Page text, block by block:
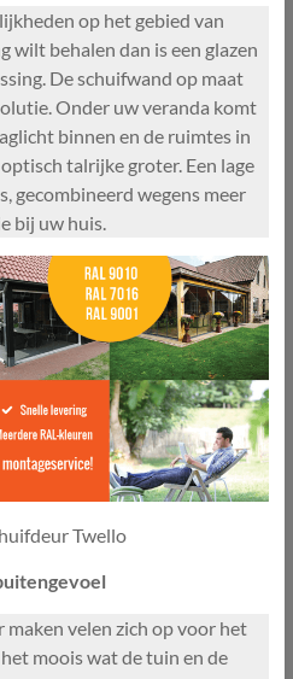
op het gebied van
behalen dan is een glazen
De schuifwand op maat
Onder uw veranda komt
binnen en de ruimtes in
talrijke groter. Een lage
gecombineerd wegens meer
bij uw huis.
Twello
maken velen zich op voor het
moois wat de tuin en de